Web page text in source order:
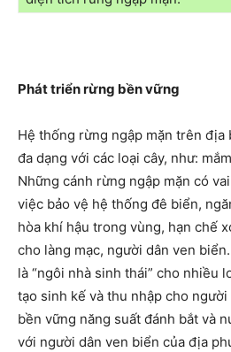
Phát triển rừng bền vững
Hệ thống rừng ngập mặn trên địa
đa dạng với các loại cây, như:
Những cánh rừng ngập mặn có
việc bảo vệ hệ thống đê biển,
hòa khí hậu trong vùng, hạn chế
cho làng mạc, người dân ven
là “ngôi nhà sinh thái” cho nhiều
tạo sinh kế và thu nhập cho
bền vững năng suất đánh bắt và
với người dân ven biển của địa